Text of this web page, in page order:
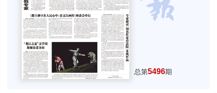
总第5496期